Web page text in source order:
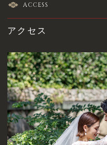
ACCESS
アクセス